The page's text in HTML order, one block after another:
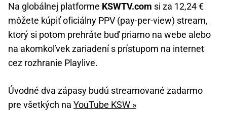
Na globálnej platforme KSWTV.com si za 12,24 €
môžete kúpiť oficiálny PPV (pay-per-view) stream,
ktorý si potom prehráte buď priamo na webe alebo
na akomkoľvek zariadení s prístupom na internet
cez rozhranie Playlive.
Úvodné dva zápasy budú streamované zadarmo
pre všetkých na YouTube KSW »